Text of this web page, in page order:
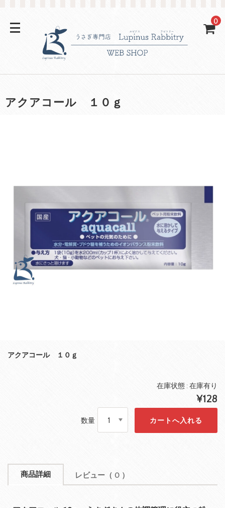
0
アクアコール １０ｇ
アクアコール １０ｇ
在庫状態 : 在庫有り
¥128
数量
商品詳細 レビュー （ 0 ）